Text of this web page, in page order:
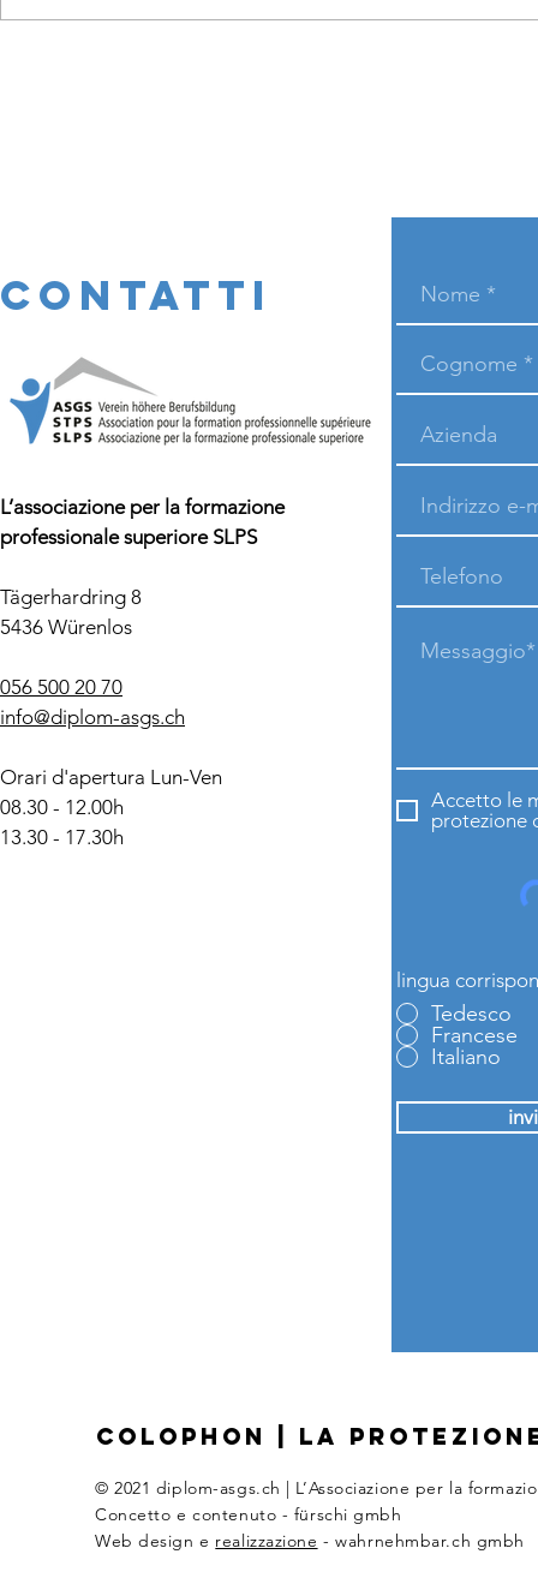
CONTATTI
L’associazione per la formazione
professionale superiore SLPS
Tägerhardring 8
5436 Würenlos
056 500 20 70
info@diplom-asgs.ch
Orari d'apertura Lun-Ven
08.30 - 12.00h
13.30 - 17.30h
Accetto le
protezione
lingua
Tedesco
Francese
Italiano
COLOPHON LA
© 2021 diplom-asgs.ch | L’Associazione per la
Concetto e contenuto - fürschi gmbh
Web design e realizzazione -wahrnehmbar.ch gmbh